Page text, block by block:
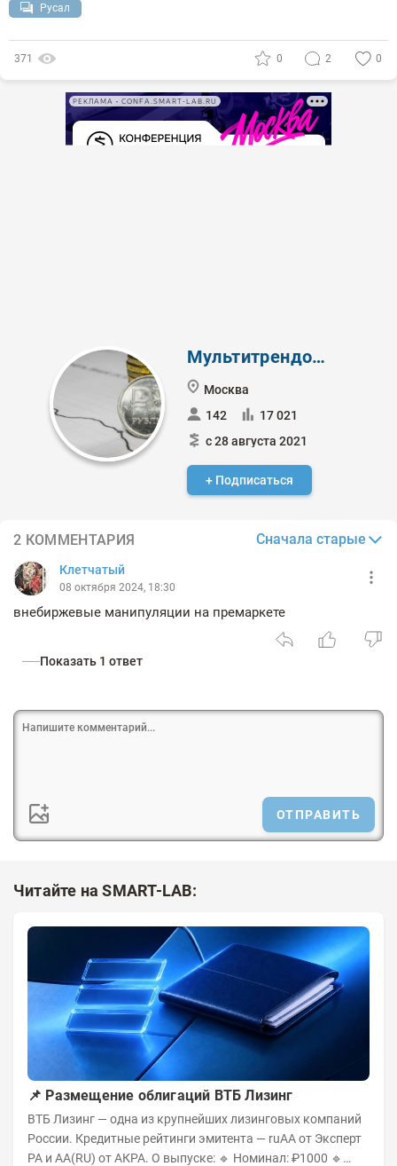
Русал
371 0 2 0
РЕКЛАМА • CONFA.SMART-LAB.RU
Мультитрендовый
Москва
142
17 021
с 28 августа 2021
+ Подписаться
2 КОММЕНТАРИЯ Сначала старые
Клетчатый
08 октября 2024, 18:30
внебиржевые манипуляции на премаркете
Показать 1 ответ
ОТПРАВИТЬ
Читайте на SMART-LAB:
📌 Размещение облигаций ВТБ Лизинг
ВТБ Лизинг — одна из крупнейших лизинговых компаний
России. Кредитные рейтинги эмитента — ruAA от Эксперт
РА и AA(RU) от АКРА. О выпуске: 🔹 Номинал: ₽1000 🔹